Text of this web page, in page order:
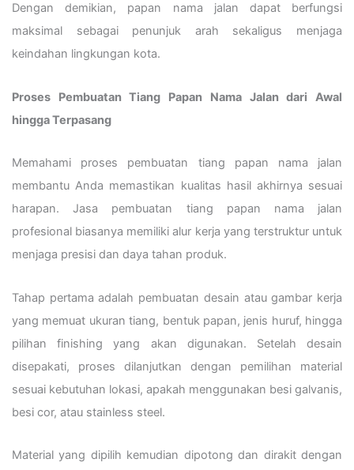
Dengan demikian, papan nama jalan dapat berfungsi
maksimal sebagai penunjuk arah sekaligus menjaga
keindahan lingkungan kota.
Proses Pembuatan Tiang Papan Nama Jalan dari Awal
hingga Terpasang
Memahami proses pembuatan tiang papan nama jalan
membantu Anda memastikan kualitas hasil akhirnya sesuai
harapan. Jasa pembuatan tiang papan nama jalan
profesional biasanya memiliki alur kerja yang terstruktur untuk
menjaga presisi dan daya tahan produk.
Tahap pertama adalah pembuatan desain atau gambar kerja
yang memuat ukuran tiang, bentuk papan, jenis huruf, hingga
pilihan finishing yang akan digunakan. Setelah desain
disepakati, proses dilanjutkan dengan pemilihan material
sesuai kebutuhan lokasi, apakah menggunakan besi galvanis,
besi cor, atau stainless steel.
Material yang dipilih kemudian dipotong dan dirakit dengan